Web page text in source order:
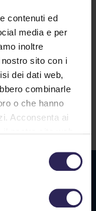
contenuti ed
media e per
inoltre
sito con i
dei dati web,
combinarle
o che hanno
Acconsenta ai